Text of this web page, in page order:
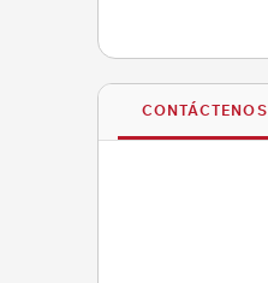
CONTÁCTENOS